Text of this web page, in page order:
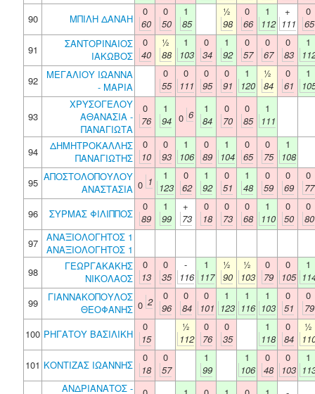
90
ΜΠΙΛΗ ΔΑΝΑΗ
0
60
0
50
1
85
½
98
0
66
1
112
+
111
0
65
91
ΣΑΝΤΟΡΙΝΑΙΟΣ
ΙΑΚΩΒΟΣ
0
40
½
88
1
103
0
34
1
92
0
57
0
67
0
83
1
92
ΜΕΓΑΛΙΟΥ ΙΩΑΝΝΑ
- ΜΑΡΙΑ
0
55
0
111
0
95
0
91
1
120
½
84
0
61
1
93
ΧΡΥΣΟΓΕΛΟΥ
ΑΘΑΝΑΣΙΑ -
ΠΑΝΑΓΙΩΤΑ
0
76
1
94 0 6
1
84
0
70
0
85
1
111
94
ΔΗΜΗΤΡΟΚΑΛΛΗΣ
ΠΑΝΑΓΙΩΤΗΣ
0
10
0
93
1
106
0
89
1
104
0
65
0
75
1
108
95 ΑΠΟΣΤΟΛΟΠΟΥΛΟΥ
ΑΝΑΣΤΑΣΙΑ 0 1
1
123
0
62
1
92
0
51
1
48
0
59
0
69
0
77
96
ΣΥΡΜΑΣ ΦΙΛΙΠΠΟΣ
0
89
1
99
+
73
0
18
0
73
0
68
1
110
0
50
0
80
97
ΑΝΑΞΙΟΛΟΓΗΤΟΣ 1
ΑΝΑΞΙΟΛΟΓΗΤΟΣ 1
98
ΓΕΩΡΓΑΚΑΚΗΣ
ΝΙΚΟΛΑΟΣ
0
13
0
35
-
116
1
117
½
90
½
103
0
79
0
105
1
99
ΓΙΑΝΝΑΚΟΠΟΥΛΟΣ
ΘΕΟΦΑΝΗΣ 0 2
0
96
0
84
0
101
1
123
1
116
1
103
0
51
0
79
100 ΡΗΓΑΤΟΥ ΒΑΣΙΛΙΚΗ
0
15
½
112
0
76
0
35
1
118
0
84
½
101 ΚΟΝΤΙΖΑΣ ΙΩΑΝΝΗΣ
0
18
0
57
1
99
1
106
0
48
0
103
1
ΑΝΔΡΙΑΝΑΤΟΣ -